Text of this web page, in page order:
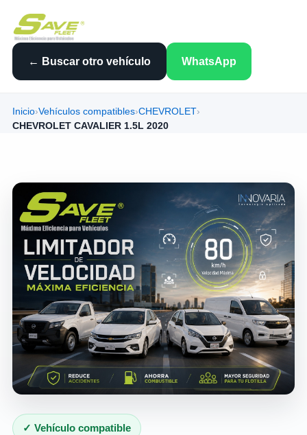
← Buscar otro vehículo WhatsApp
Inicio›Vehículos compatibles›CHEVROLET›
CHEVROLET CAVALIER 1.5L 2020
✓ Vehículo compatible